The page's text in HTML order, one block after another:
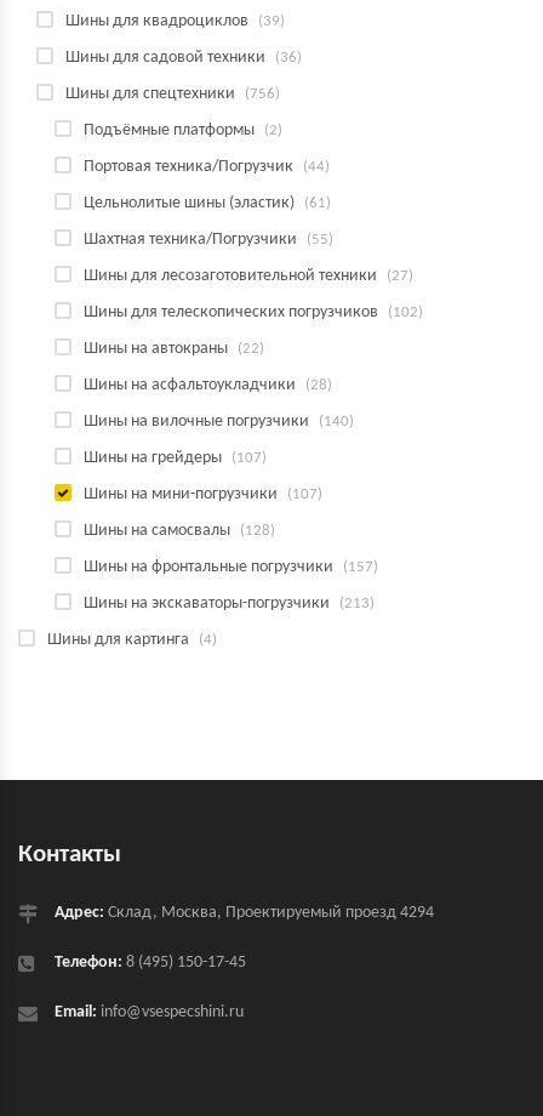
Шины для квадроциклов (39)
Шины для садовой техники (36)
Шины для спецтехники (756)
Подъёмные платформы (2)
Портовая техника/Погрузчик (44)
Цельнолитые шины (эластик) (61)
Шахтная техника/Погрузчики (55)
Шины для лесозаготовительной техники (27)
Шины для телескопических погрузчиков (102)
Шины на автокраны (22)
Шины на асфальтоукладчики (28)
Шины на вилочные погрузчики (140)
Шины на грейдеры (107)
Шины на мини-погрузчики (107)
Шины на самосвалы (128)
Шины на фронтальные погрузчики (157)
Шины на экскаваторы-погрузчики (213)
Шины для картинга (4)
Контакты
Адрес: Склад, Москва, Проектируемый проезд 4294
Телефон: 8 (495) 150-17-45
Email: info@vsespecshini.ru